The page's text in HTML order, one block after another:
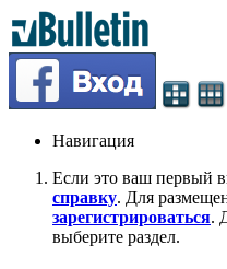
Навигация
Если это ваш первый
справку. Для
зарегистрироваться.
выберите раздел.